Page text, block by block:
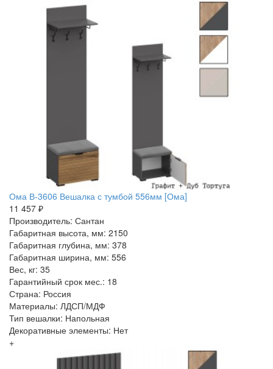
Ома В-3606 Вешалка с тумбой 556мм [Ома]
11 457 ₽
Производитель: Сантан
Габаритная высота, мм: 2150
Габаритная глубина, мм: 378
Габаритная ширина, мм: 556
Вес, кг: 35
Гарантийный срок мес.: 18
Страна: Россия
Материалы: ЛДСП/МДФ
Тип вешалки: Напольная
Декоративные элементы: Нет
+